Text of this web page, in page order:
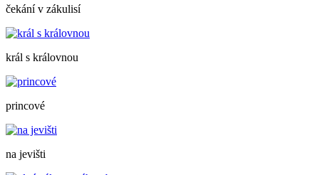
čekání v zákulisí
král s královnou
princové
na jevišti